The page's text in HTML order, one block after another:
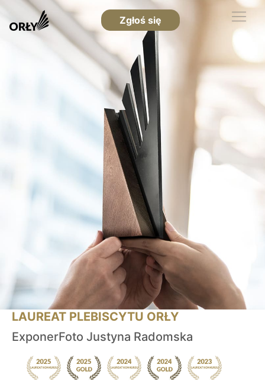
Zgłoś się
LAUREAT PLEBISCYTU ORŁY
ExponerFoto Justyna Radomska